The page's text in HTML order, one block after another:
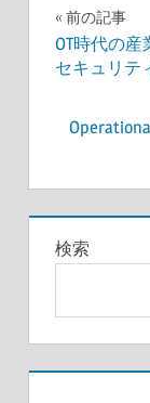
投
稿
ゲ
ー
シ
ョ
ン
前の記事
OT時代の
セキュリテ
検索